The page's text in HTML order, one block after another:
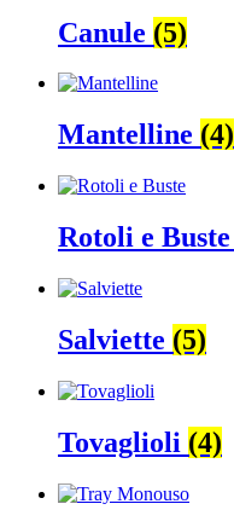
Canule (5)
Mantelline (4)
Rotoli e Buste
Salviette (5)
Tovaglioli (4)